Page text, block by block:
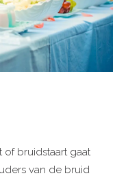
of bruidstaart gaat
van de bruid